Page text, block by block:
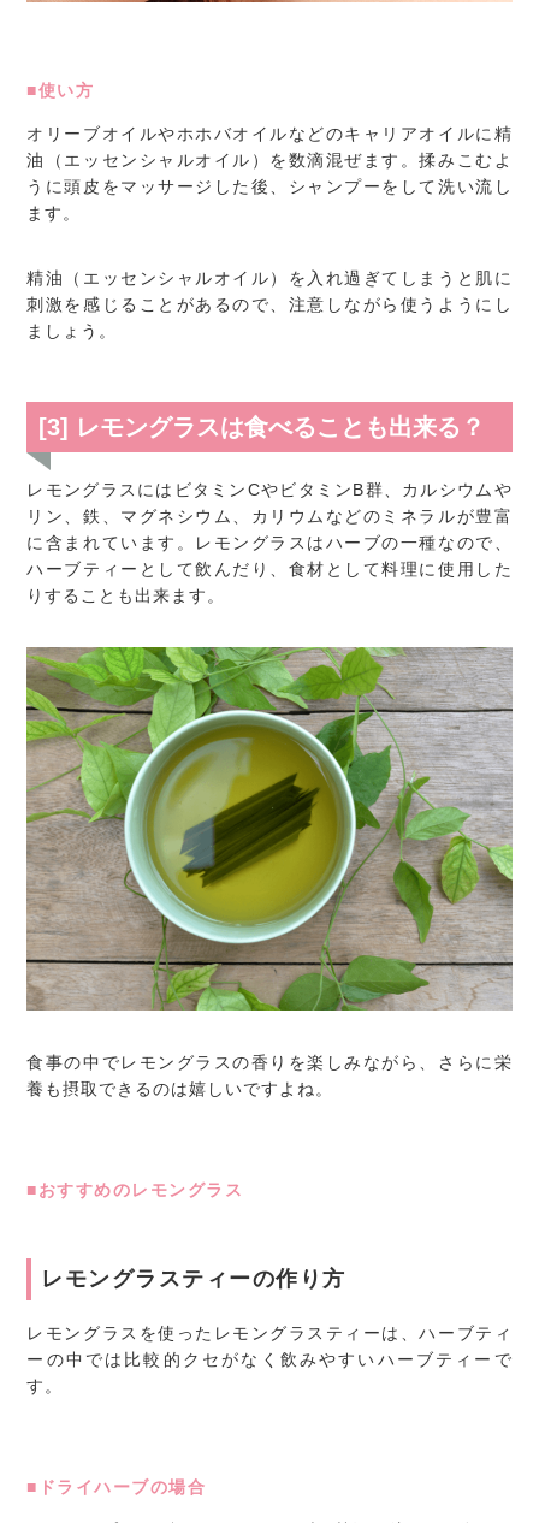
■使い方
オリーブオイルやホホバオイルなどのキャリアオイルに精
油（エッセンシャルオイル）を数滴混ぜます。揉みこむよ
うに頭皮をマッサージした後、シャンプーをして洗い流し
ます。
精油（エッセンシャルオイル）を入れ過ぎてしまうと肌に
刺激を感じることがあるので、注意しながら使うようにし
ましょう。
[3] レモングラスは食べることも出来る？
レモングラスにはビタミンCやビタミンB群、カルシウムや
リン、鉄、マグネシウム、カリウムなどのミネラルが豊富
に含まれています。レモングラスはハーブの一種なので、
ハーブティーとして飲んだり、食材として料理に使用した
りすることも出来ます。
食事の中でレモングラスの香りを楽しみながら、さらに栄
養も摂取できるのは嬉しいですよね。
■おすすめのレモングラス
レモングラスティーの作り方
レモングラスを使ったレモングラスティーは、ハーブティ
ーの中では比較的クセがなく飲みやすいハーブティーで
す。
■ドライハーブの場合